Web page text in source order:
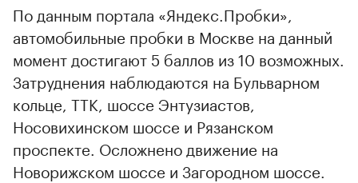
00:00 / 00:00
По данным портала «Яндекс.Пробки»,
автомобильные пробки в Москве на данный
момент достигают 5 баллов из 10 возможных.
Затруднения наблюдаются на Бульварном
кольце, ТТК, шоссе Энтузиастов,
Носовихинском шоссе и Рязанском
проспекте. Осложнено движение на
Новорижском шоссе и Загородном шоссе.